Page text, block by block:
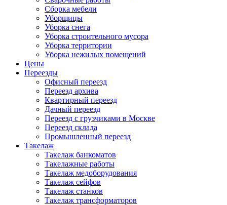
Сборка мебели
Уборщицы
Уборка снега
Уборка строительного мусора
Уборка территории
Уборка нежилых помещений
Цены
Переезды
Офисный переезд
Переезд архива
Квартирный переезд
Дачный переезд
Переезд с грузчиками в Москве
Переезд склада
Промышленный переезд
Такелаж
Такелаж банкоматов
Такелажные работы
Такелаж медоборудования
Такелаж сейфов
Такелаж станков
Такелаж трансформаторов